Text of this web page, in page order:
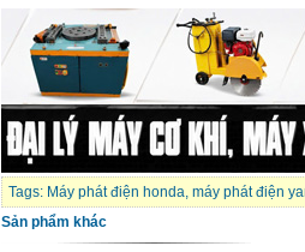
Tags: Máy phát điện honda, máy phát điện
Sản phẩm khác